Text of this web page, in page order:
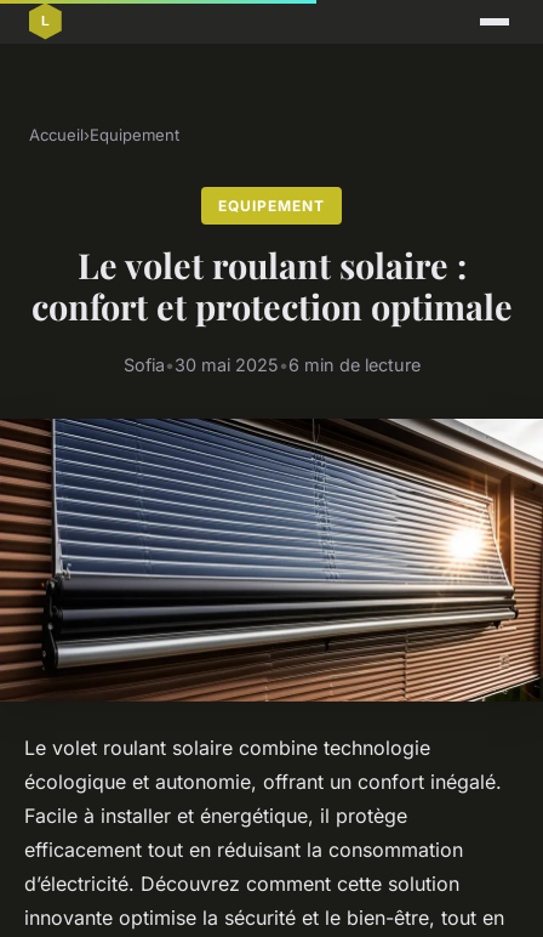
Accueil›Equipement
EQUIPEMENT
Le volet roulant solaire :
confort et protection optimale
Sofia•30 mai 2025•6 min de lecture
Le volet roulant solaire combine technologie
écologique et autonomie, offrant un confort inégalé.
Facile à installer et énergétique, il protège
efficacement tout en réduisant la consommation
d’électricité. Découvrez comment cette solution
innovante optimise la sécurité et le bien-être, tout en